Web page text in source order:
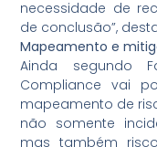
necessidade de
de conclusão”,
Mapeamento e
Ainda segundo
Compliance vai
mapeamento de
não somente
mas também